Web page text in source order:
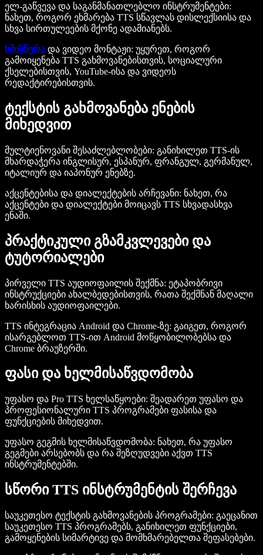
ელ-გაწვევა და საგანმანათლებლო ინსტრუმენტები:
ნახეთ, როგორ ეხმარება TTS სწავლას დისლექსიისა და
სხვა სირთულეების მქონე ადამიანებს.
ხმისწერა და ვიდეო მონტაჟი: უყურეთ, როგორ
გამოიყენება TTS გახმოვანებისთვის, სოციალური
ქსელებისთვის, YouTube-ისა და ვიდეოს
რედაქტირებისთვის.
ტექსტის გახმოვანება ენების
მიხედვით
მულტიენოვანი შესაძლებლობები: განიხილეთ TTS-ის
მხარდაჭერა ინგლისურ, ესპანურ, ფრანგულ, გერმანულ,
იტალიურ და იაპონურ ენებზე.
აქცენტებისა და დიალექტების არჩევანი: ნახეთ, რა
აქცენტები და დიალექტები მოიცავს TTS სხვადასხვა
ენაში.
პრაქტიკული გზამკვლევები და
ტუტორიალები
პირველი TTS აუდიოფაილის შექმნა: ეტაპობრივი
ინსტრუქციები ახალბედებისთვის, რათა შექმნან მაღალი
ხარისხის აუდიოფაილები.
TTS ინტეგრაცია Android და Chrome-ზე: გაიგეთ, როგორ
ისარგებლოთ TTS-ით Android მოწყობილობებსა და
Chrome ბრაუზერში.
ფასი და ხელმისაწვდომობა
უფასო და Pro TTS ხელსაწყოები: შეადარეთ უფასო და
პროფესიონალური TTS პროგრამები ფასისა და
ფუნქციების მიხედვით.
უფასო გეგმის ხელმისაწვდომობა: ნახეთ, რა უფასო
გეგმები არსებობს და რა შეზღუდვები აქვთ TTS
ინსტრუმენტებში.
სწორი TTS ინსტრუმენტის შერჩევა
საუკეთესო ტექსტის გახმოვანების პროგრამები: გაეცანით
საუკეთესო TTS პროგრამებს, განიხილეთ ფუნქციები,
გამოყენების სიმარტივე და მომხმარებელთა შეფასებები.